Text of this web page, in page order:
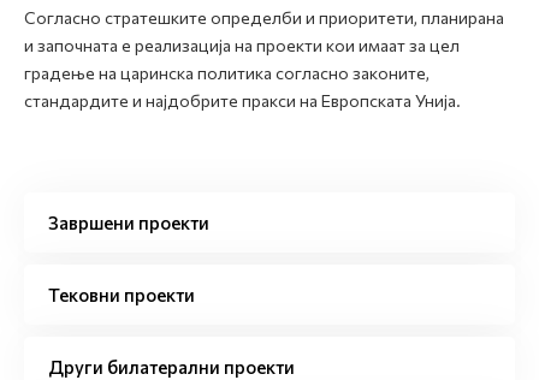
Согласно стратешките определби и приоритети, планирана
и започната е реализација на проекти кои имаат за цел
градење на царинска политика согласно законите,
стандардите и најдобрите пракси на Европската Унија.
Завршени проекти
Тековни проекти
Други билатерални проекти